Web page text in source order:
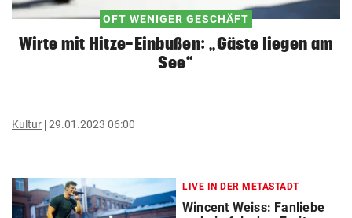
OFT WENIGER GESCHÄFT
Wirte mit Hitze-Einbußen: „Gäste liegen am
See“
Kultur 29.01.2023 06:00
LIVE IN DER METASTADT
Wincent Weiss: Fanliebe